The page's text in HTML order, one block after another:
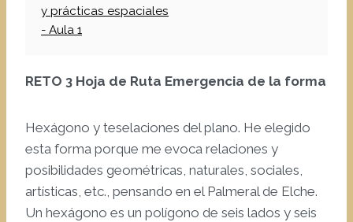
y prácticas espaciales
- Aula 1
RETO 3 Hoja de Ruta Emergencia de la forma
Hexágono y teselaciones del plano. He elegido
esta forma porque me evoca relaciones y
posibilidades geométricas, naturales, sociales,
artísticas, etc., pensando en el Palmeral de Elche.
Un hexágono es un polígono de seis lados y seis